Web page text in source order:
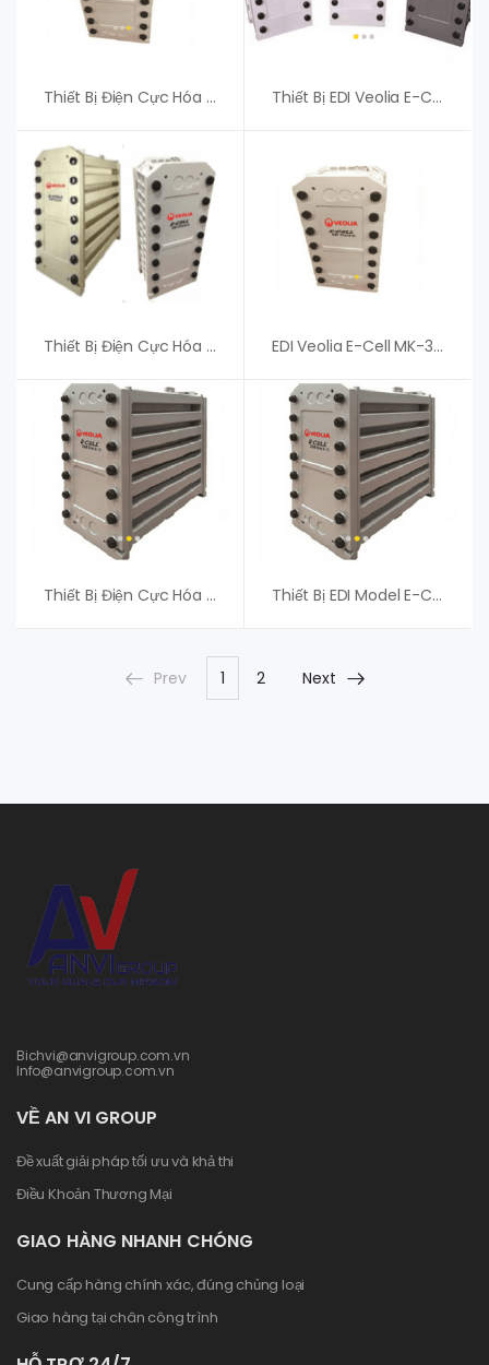
Thiết Bị Điện Cực Hóa EDI Veolia E-Cell 3X-2 EU Thiết Bị EDI Veolia E-Cell 3X-2 – Giá Tốt Cho Khách Hàng
Thiết Bị Điện Cực Hóa EDI Veolia E-Cell 3X-12 EDI Veolia E-Cell MK-3MiniHT Stack – An Vi Group
Thiết Bị Điện Cực Hóa EDI Veolia E-Cell 3X-8 EU Thiết Bị EDI Model E-Cell MK-3 Stack
Prev 1 2 Next
Bichvi@anvigroup.com.vn
Info@anvigroup.com.vn
VỀ AN VI GROUP
Đề xuất giải pháp tối ưu và khả thi
Điều Khoản Thương Mại
GIAO HÀNG NHANH CHÓNG
Cung cấp hàng chính xác, đúng chủng loại
Giao hàng tại chân công trình